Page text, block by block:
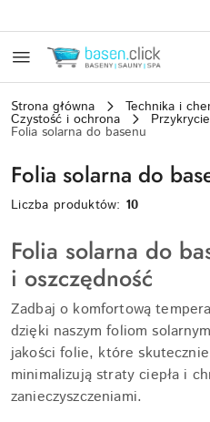
Strona główna Technika i
Czystość i ochrona
Folia solarna do basenu
Folia solarna do
Liczba produktów: 10
Folia solarna do
i oszczędność
Zadbaj o komfortową
dzięki naszym foliom
jakości folie, które
minimalizują straty ciepła i
zanieczyszczeniami.